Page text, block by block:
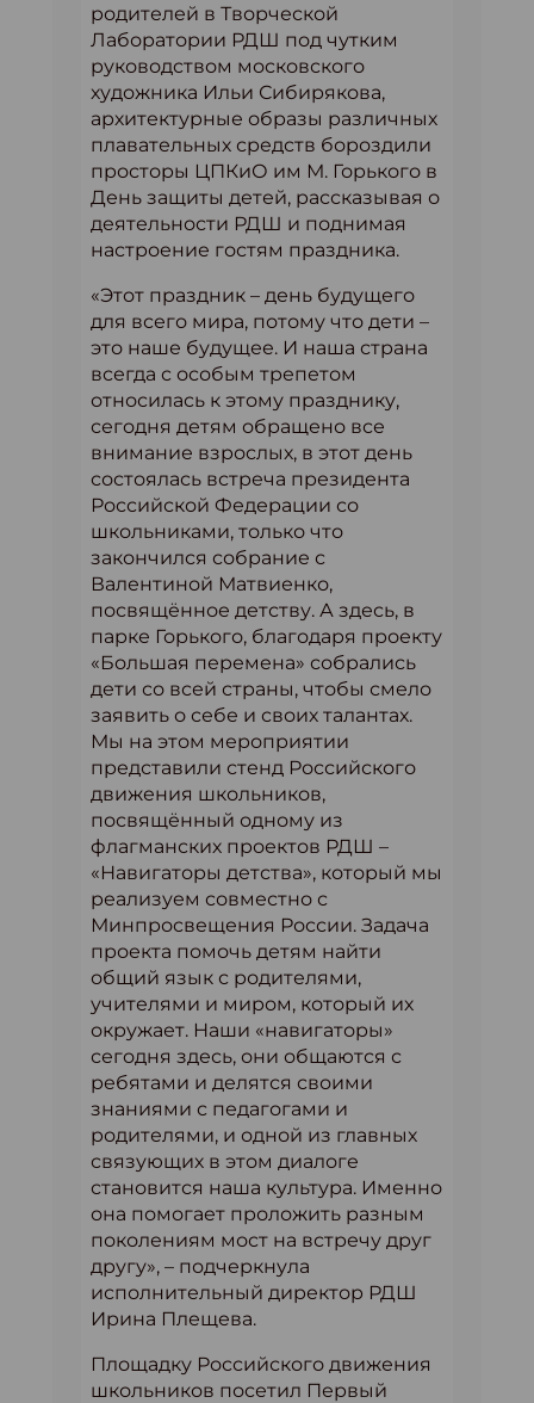
родителей в Творческой
Лаборатории РДШ под чутким
руководством московского
художника Ильи Сибирякова,
архитектурные образы различных
плавательных средств бороздили
просторы ЦПКиО им М. Горького в
День защиты детей, рассказывая о
деятельности РДШ и поднимая
настроение гостям праздника.
«Этот праздник – день будущего
для всего мира, потому что дети –
это наше будущее. И наша страна
всегда с особым трепетом
относилась к этому празднику,
сегодня детям обращено все
внимание взрослых, в этот день
состоялась встреча президента
Российской Федерации со
школьниками, только что
закончился собрание с
Валентиной Матвиенко,
посвящённое детству. А здесь, в
парке Горького, благодаря проекту
«Большая перемена» собрались
дети со всей страны, чтобы смело
заявить о себе и своих талантах.
Мы на этом мероприятии
представили стенд Российского
движения школьников,
посвящённый одному из
флагманских проектов РДШ –
«Навигаторы детства», который мы
реализуем совместно с
Минпросвещения России. Задача
проекта помочь детям найти
общий язык с родителями,
учителями и миром, который их
окружает. Наши «навигаторы»
сегодня здесь, они общаются с
ребятами и делятся своими
знаниями с педагогами и
родителями, и одной из главных
связующих в этом диалоге
становится наша культура. Именно
она помогает проложить разным
поколениям мост на встречу друг
другу», – подчеркнула
исполнительный директор РДШ
Ирина Плещева.
Площадку Российского движения
школьников посетил Первый